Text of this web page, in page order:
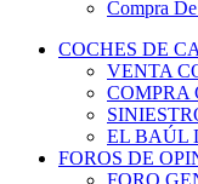
COCHES DE
VENTA
COMPRA
EL BAÚL
FOROS DE
FORO
WRC